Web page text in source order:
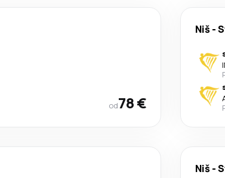
od78 €
Niš -
Niš -